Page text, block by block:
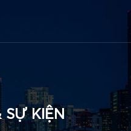
SỰ KIỆN